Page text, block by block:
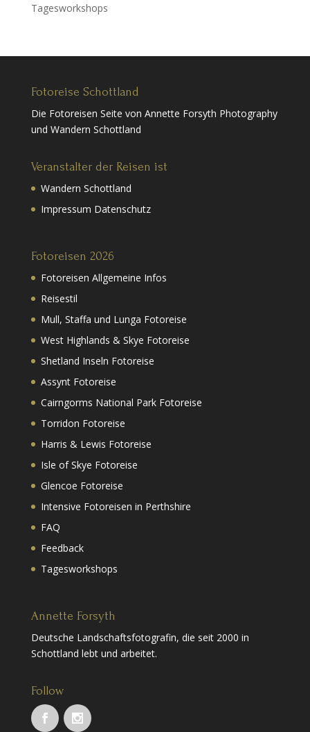
Tagesworkshops
Fotoreise Schottland
Die Fotoreisen Seite von Annette Forsyth Photography
und Wandern Schottland
Veranstalter der Reisen ist
Wandern Schottland
Impressum Datenschutz
Fotoreisen 2026
Fotoreisen Allgemeine Infos
Reisestil
Mull, Staffa und Lunga Fotoreise
West Highlands & Skye Fotoreise
Shetland Inseln Fotoreise
Assynt Fotoreise
Cairngorms National Park Fotoreise
Torridon Fotoreise
Harris & Lewis Fotoreise
Isle of Skye Fotoreise
Glencoe Fotoreise
Intensive Fotoreisen in Perthshire
FAQ
Feedback
Tagesworkshops
Annette Forsyth
Deutsche Landschaftsfotografin, die seit 2000 in
Schottland lebt und arbeitet.
Follow